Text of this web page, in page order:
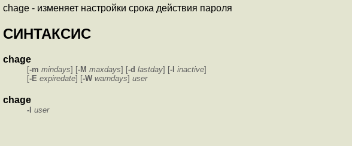
chage - изменяет настройки срока действия пароля
СИНТАКСИС
chage
[-m mindays] [-M maxdays] [-d lastday] [-I inactive]
[-E expiredate] [-W warndays] user
chage
-l user